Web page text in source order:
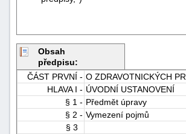
Obsah
předpisu:
ČÁST PRVNÍ - O ZDRAVOTNICKÝCH
HLAVA I - ÚVODNÍ USTANOVENÍ
§ 1 - Předmět úpravy
§ 2 - Vymezení pojmů
§ 3